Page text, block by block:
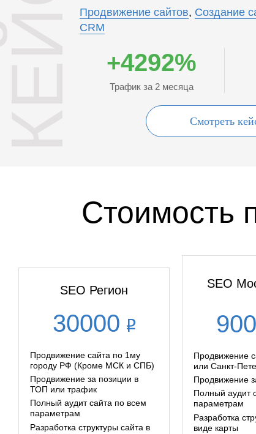
Продвижение сайтов, Создание
CRM
+4292%
Трафик за 2 месяца
Смотреть
Стоимость
SEO Регион
30000
Продвижение сайта по 1му
городу РФ (Кроме МСК и СПБ)
Продвижение за позиции в
ТОП или трафик
Полный аудит сайта по всем
параметрам
Разработка структуры сайта в
SEO
Продвижение
или Санкт-
Продвижение
Полный аудит
параметрам
Разработка
виде карты